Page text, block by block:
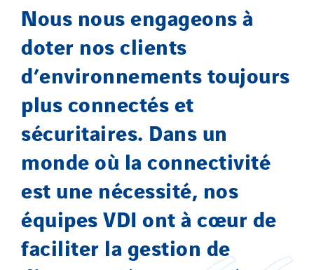
Nous nous engageons à
doter nos clients
d’environnements toujours
plus connectés et
sécuritaires. Dans un
monde où la connectivité
est une nécessité, nos
équipes VDI ont à cœur de
faciliter la gestion de